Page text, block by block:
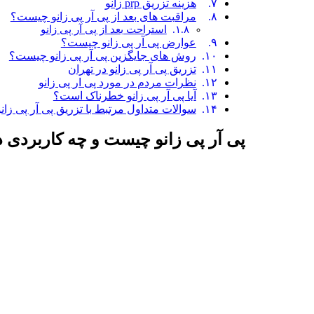
هزینه تزریق prp زانو
مراقبت های بعد از پی آر پی زانو چیست؟
استراحت بعد از پی آر پی زانو
عوارض پی آر پی زانو چیست؟
روش های جایگزین پی آر پی زانو چیست؟
تزریق پی آر پی زانو در تهران
نظرات مردم در مورد پی ار پی زانو
آیا پی آر پی زانو خطرناک است؟
سوالات متداول مرتبط با تزریق پی آر پی
پی آر پی زانو چیست و چه کاربردی